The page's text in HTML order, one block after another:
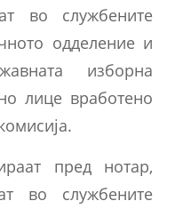
во службените
одделение и
изборна
лице вработено
пред нотар,
во службените